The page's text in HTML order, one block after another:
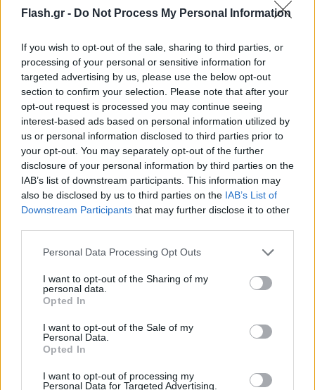
Flash.gr - Do Not Process My Personal Information
If you wish to opt-out of the sale, sharing to third parties, or
processing of your personal or sensitive information for
targeted advertising by us, please use the below opt-out
section to confirm your selection. Please note that after your
opt-out request is processed you may continue seeing
interest-based ads based on personal information utilized by
us or personal information disclosed to third parties prior to
your opt-out. You may separately opt-out of the further
disclosure of your personal information by third parties on the
IAB’s list of downstream participants. This information may
also be disclosed by us to third parties on the IAB’s List of
Downstream Participants that may further disclose it to other
Please note that this website/app uses one or more Google
not limited to your visit or usage behaviour. You may click to
grant or deny consent to Google and its third-party tags to
use your data for below specified purposes in below Google
consent section.
Personal Data Processing Opt Outs
I want to opt-out of the Sharing of my
personal data.
Opted In
I want to opt-out of the Sale of my
Personal Data.
Opted In
I want to opt-out of processing my
Personal Data for Targeted Advertising.
μετώπου, που ξεκίνησε από την Καλλιθέα της
Ερυμάνθου και όπως ανέφερε στο Αθηναϊκό -
Μακεδονικό Πρακτορείο Ειδήσεων, ο δήμαρχος
Ερυμάνθου, Θεόδωρος Μπαρής, «η φωτιά καίει
δασική έκταση σε ορεινή και δύσβατη περιοχή της
Πλατανόβρυσης».
Παράλληλα, ο δήμαρχος είπε ότι «είναι θετικό το
γεγονός πως έχει μειωθεί η ένταση των ανέμων»,
προσθέτοντας ότι «δεν υπάρχουν μέχρι τώρα
αναφορές για ζημιές σε σπίτια».